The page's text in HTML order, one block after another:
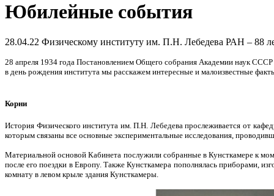
Юбилейные события
28.04.22 Физическому институту им. П.Н. Лебедева РАН – 88
28 апреля 1934 года Постановлением Общего собрания Академии наук
в день рождения института мы расскажем интересные и малоизвестные
Корни
История Физического института им. П.Н. Лебедева прослеживается от
которым связаны все основные экспериментальные исследования,
Материальной основой Кабинета послужили собранные в Кунсткамере к
после его поездки в Европу. Также Кунсткамера пополнялась приборами,
комнату в левом крыле здания Кунсткамеры.